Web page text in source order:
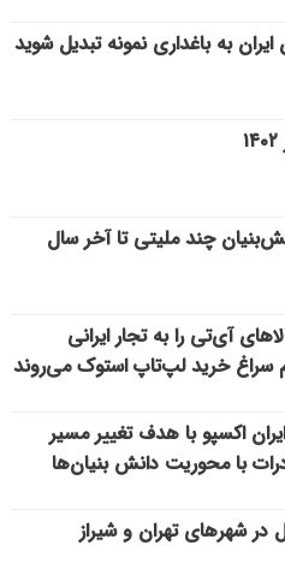
ایران به باغداری نمونه تبدیل شوید
چند ملیتی تا آخر سال
آی‌تی را به تجار ایرانی
سراغ خرید لپ‌تاپ استوک می‌روند
اکسپو با هدف تغییر مسیر
با محوریت دانش بنیان‌ها
در شهرهای تهران و شیراز